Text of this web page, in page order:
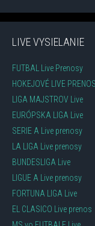
LIVE VYSIELANIE
FUTBAL Live Prenosy
HOKEJOVÉ LIVE
LIGA MAJSTROV Live
EURÓPSKA LIGA Live
SERIE A Live prenosy
LA LIGA Live prenosy
BUNDESLIGA Live
LIGUE A Live prenosy
FORTUNA LIGA Live
EL CLASICO Live prenos